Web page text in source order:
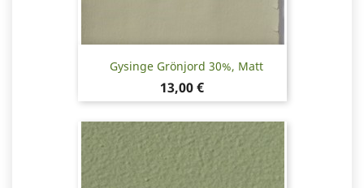
Gysinge Grönjord 30%, Matt
Pris
13,00 €